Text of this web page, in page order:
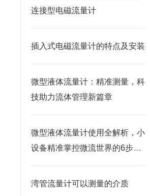
连接型电磁流量计
插入式电磁流量计的特点及安装
微型液体流量计：精准测量，科
技助力流体管理新篇章
微型液体流量计使用全解析，小
设备精准掌控微流世界的6步法
湾管流量计可以测量的介质